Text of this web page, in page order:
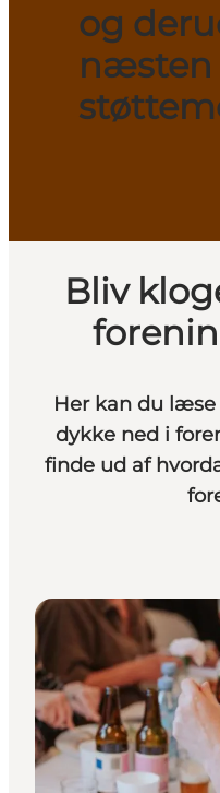
og
næsten
Bliv
Her kan du læse
dykke ned i
finde ud af